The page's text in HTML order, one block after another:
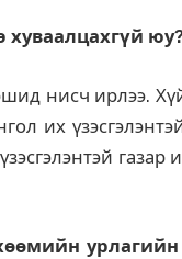
хуваалцахгүй
нисч ирлээ.
их